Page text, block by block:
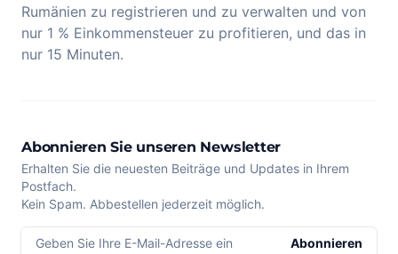
Rumänien zu registrieren und zu verwalten und von
nur 1 % Einkommensteuer zu profitieren, und das in
nur 15 Minuten.
Abonnieren Sie unseren Newsletter
Erhalten Sie die neuesten Beiträge und Updates in Ihrem
Postfach.
Kein Spam. Abbestellen jederzeit möglich.
Geben Sie Ihre E-Mail-Adresse ein Abonnieren